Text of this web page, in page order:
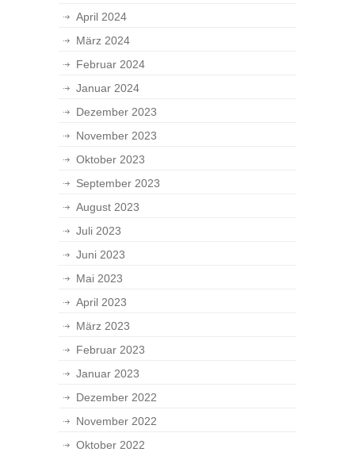
April 2024
März 2024
Februar 2024
Januar 2024
Dezember 2023
November 2023
Oktober 2023
September 2023
August 2023
Juli 2023
Juni 2023
Mai 2023
April 2023
März 2023
Februar 2023
Januar 2023
Dezember 2022
November 2022
Oktober 2022